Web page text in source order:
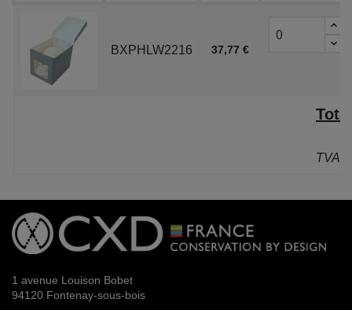
BXPHLW2216 37,77 €
Total
TVA:
1 avenue Louison Bobet
94120 Fontenay-sous-bois